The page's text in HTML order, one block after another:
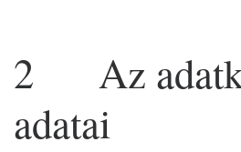
2 Az
adatai